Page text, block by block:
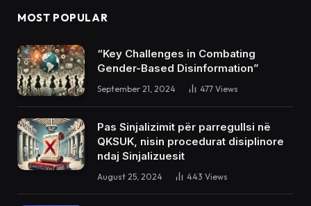
MOST POPULAR
“Key Challenges in Combating
Gender-Based Disinformation”
September 21, 2024 477 Views
Pas Sinjalizimit për parregullsi në
QKSUK, nisin procedurat disiplinore
ndaj Sinjalizuesit
August 25, 2024 443 Views